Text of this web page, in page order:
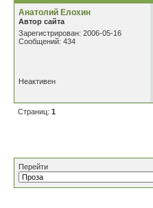
Анатолий Елохин
Автор сайта
Зарегистрирован: 2006-05-16
Сообщений: 434
Неактивен
Страниц: 1
Перейти